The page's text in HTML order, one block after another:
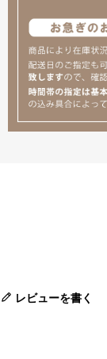
レビューを書く